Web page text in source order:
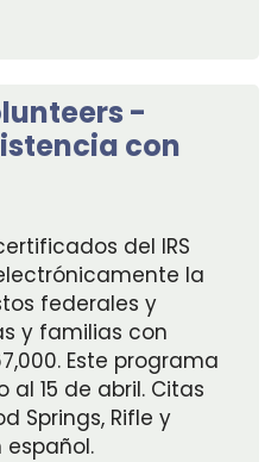
-
con
del IRS
la
federales y
y familias con
Este programa
15 de abril. Citas
Springs, Rifle y
español.